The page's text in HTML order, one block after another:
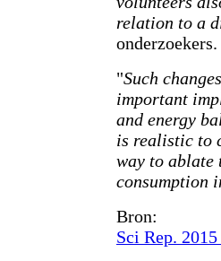
relation to a
onderzoekers.
"Such
important
and energy
is realistic to
way to ablate
consumption
Bron:
Sci Rep.